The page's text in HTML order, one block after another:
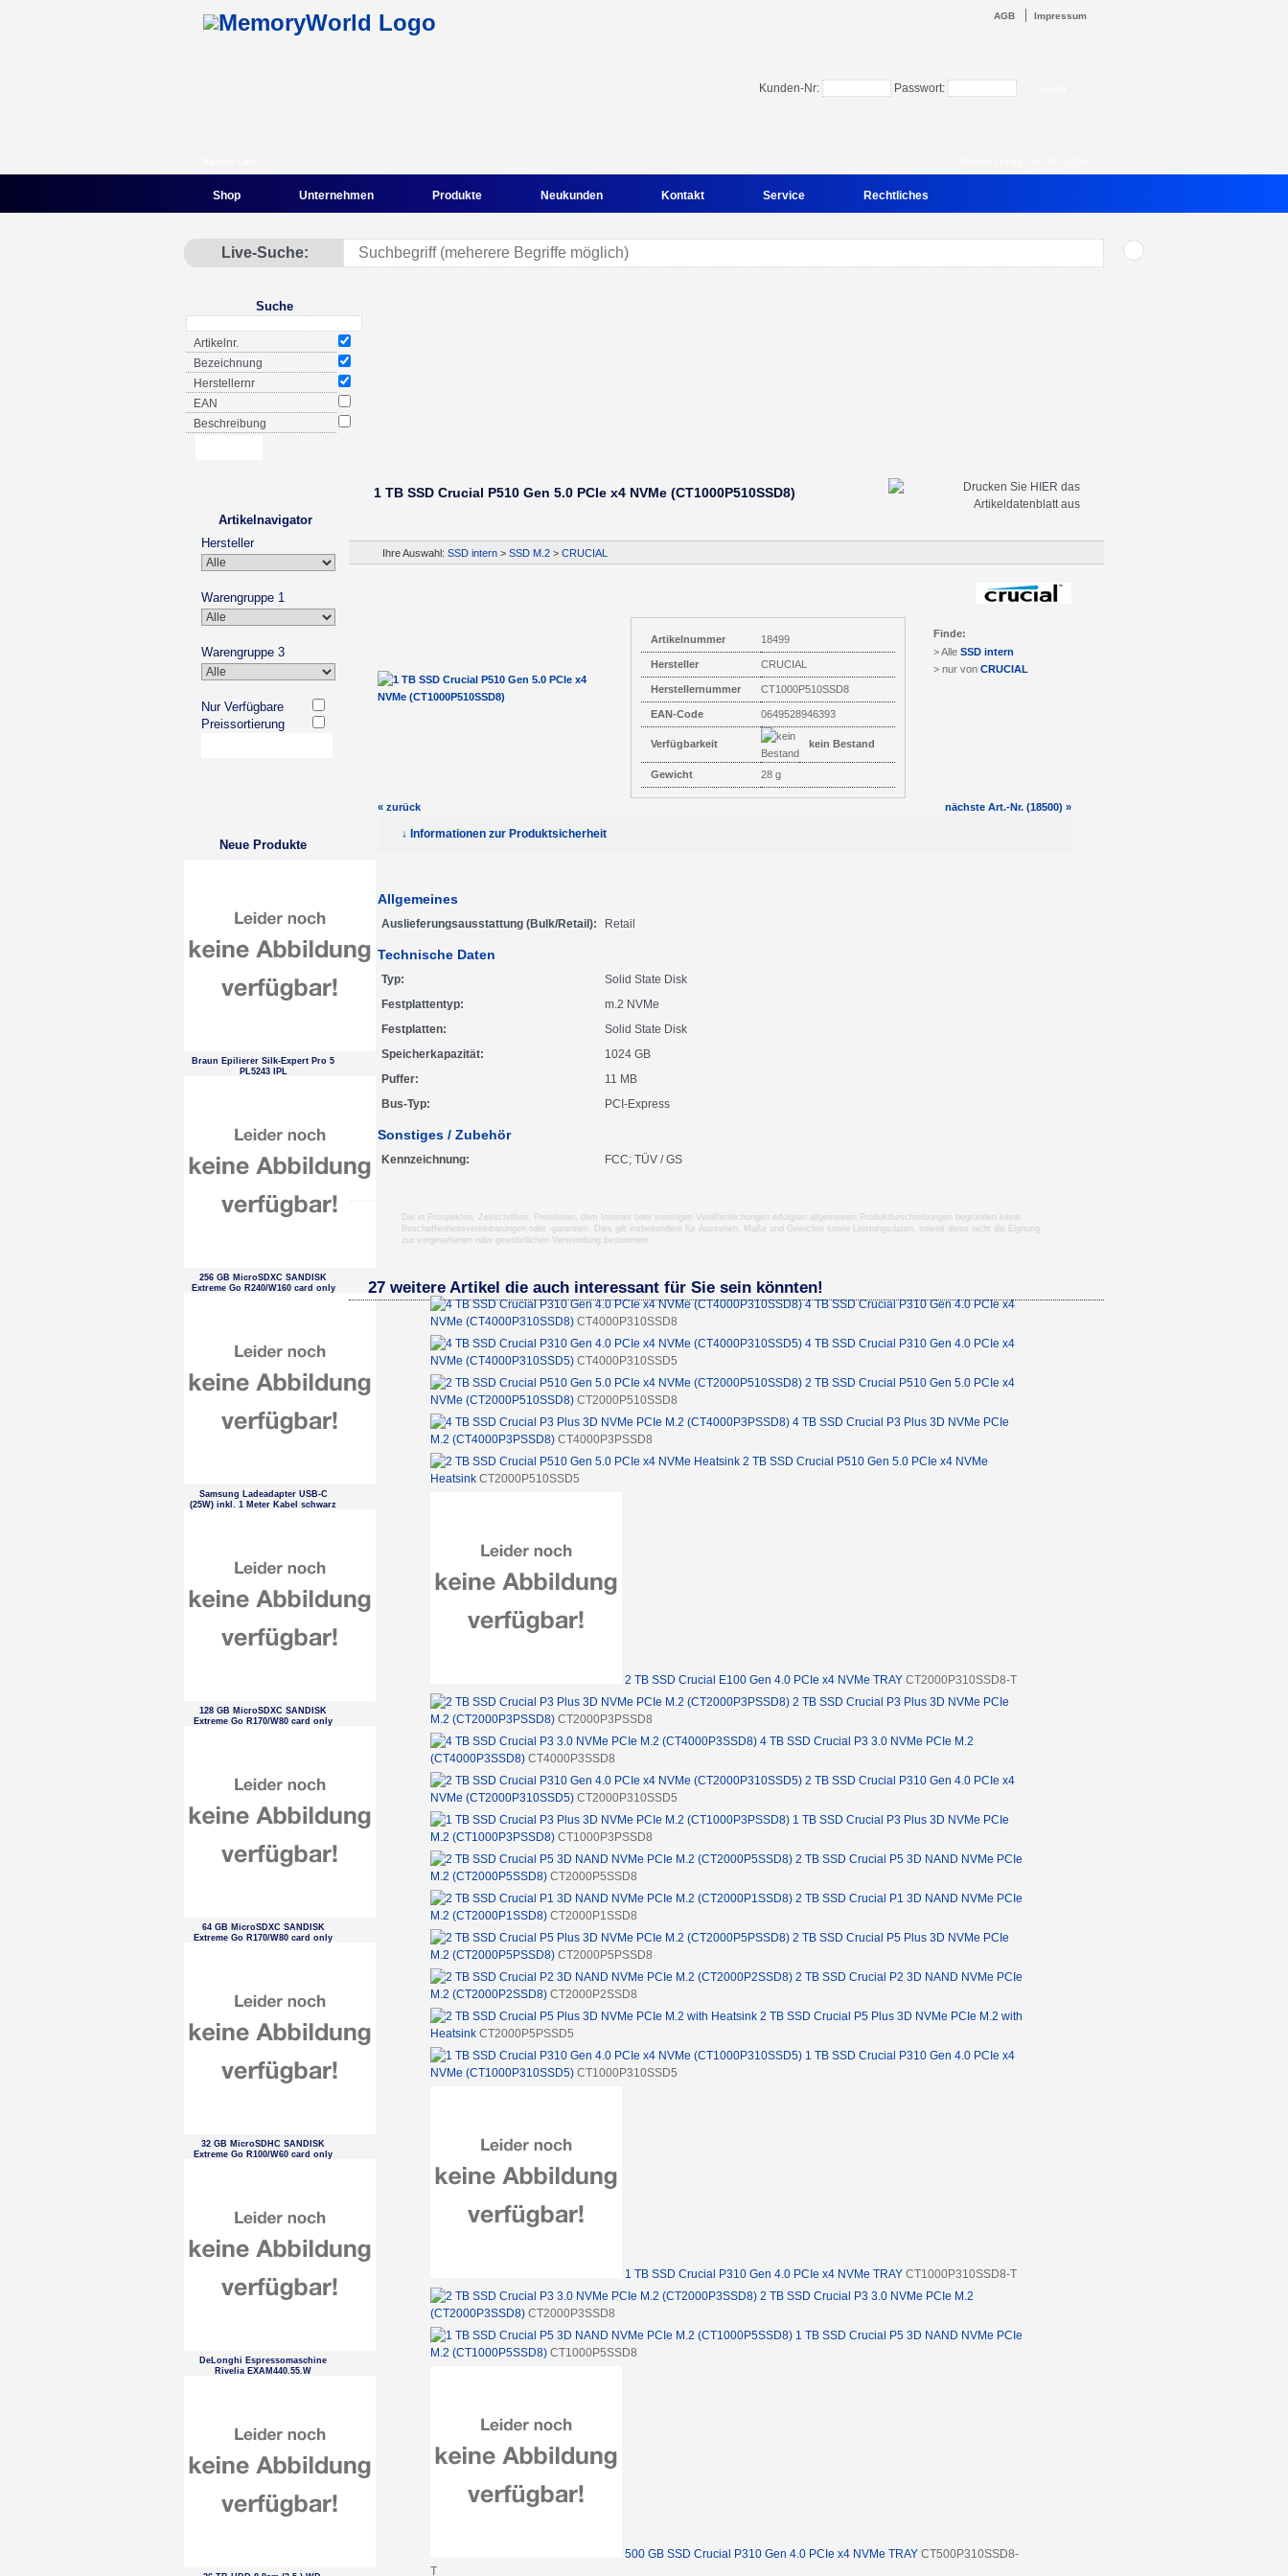
AGB Impressum
Kunden-Nr: Passwort:
Shop Unternehmen Produkte Neukunden Kontakt Service Rechtliches
Live-Suche:
Suche
Artikelnr.
Bezeichnung
Herstellernr
EAN
Beschreibung
Artikelnavigator
Hersteller
Warengruppe 1
Warengruppe 3
Nur Verfügbare
Preissortierung
Neue Produkte
Braun Epilierer Silk-Expert Pro 5
PL5243 IPL
256 GB MicroSDXC SANDISK
Extreme Go R240/W160 card only
Samsung Ladeadapter USB-C
(25W) inkl. 1 Meter Kabel schwarz
128 GB MicroSDXC SANDISK
Extreme Go R170/W80 card only
64 GB MicroSDXC SANDISK
Extreme Go R170/W80 card only
32 GB MicroSDHC SANDISK
Extreme Go R100/W60 card only
DeLonghi Espressomaschine
Rivelia EXAM440.55.W
1 TB SSD Crucial P510 Gen 5.0 PCIe x4 NVMe (CT1000P510SSD8)
Ihre Auswahl: SSD intern > SSD M.2 > CRUCIAL
Artikelnummer 18499
Hersteller CRUCIAL
Herstellernummer CT1000P510SSD8
EAN-Code 0649528946393
Verfügbarkeit kein Bestand
Gewicht 28 g
Finde:
> Alle SSD intern
> nur von CRUCIAL
« zurück nächste Art.-Nr. (18500) »
↓ Informationen zur Produktsicherheit
Allgemeines
Auslieferungsausstattung (Bulk/Retail) Retail
Technische Daten
Typ
Solid State Disk
Festplattentyp
m.2 NVMe
Festplatten
Solid State Disk
Speicherkapazität
1024 GB
Puffer
11 MB
Bus-Typ
PCI-Express
Sonstiges / Zubehör
Kennzeichnung FCC; TÜV / GS
Die in Prospekten, Zeitschriften, Preislisten, dem Internet oder sonstigen Veröffentlichungen erfolgten allgemeinen Produktbeschreibungen begründen keine
Beschaffenheitsvereinbarungen oder -garantien. Dies gilt insbesondere für Aussehen, Maße und Gewichte sowie Leistungsdaten, soweit diese nicht die Eignung
zur vorgesehenen oder gewöhnlichen Verwendung bestimmen.
27 weitere Artikel die auch interessant für Sie sein könnten!
4 TB SSD Crucial P310 Gen 4.0 PCIe x4
NVMe (CT4000P310SSD8) CT4000P310SSD8
4 TB SSD Crucial P310 Gen 4.0 PCIe x4
NVMe (CT4000P310SSD5) CT4000P310SSD5
2 TB SSD Crucial P510 Gen 5.0 PCIe x4
NVMe (CT2000P510SSD8) CT2000P510SSD8
4 TB SSD Crucial P3 Plus 3D NVMe PCIe
M.2 (CT4000P3PSSD8) CT4000P3PSSD8
2 TB SSD Crucial P510 Gen 5.0 PCIe x4 NVMe
Heatsink CT2000P510SSD5
2 TB SSD Crucial E100 Gen 4.0 PCIe x4 NVMe TRAY CT2000P310SSD8-T
2 TB SSD Crucial P3 Plus 3D NVMe PCIe
M.2 (CT2000P3PSSD8) CT2000P3PSSD8
4 TB SSD Crucial P3 3.0 NVMe PCIe M.2
(CT4000P3SSD8) CT4000P3SSD8
2 TB SSD Crucial P310 Gen 4.0 PCIe x4
NVMe (CT2000P310SSD5) CT2000P310SSD5
1 TB SSD Crucial P3 Plus 3D NVMe PCIe
M.2 (CT1000P3PSSD8) CT1000P3PSSD8
2 TB SSD Crucial P5 3D NAND NVMe PCIe
M.2 (CT2000P5SSD8) CT2000P5SSD8
2 TB SSD Crucial P1 3D NAND NVMe PCIe
M.2 (CT2000P1SSD8) CT2000P1SSD8
2 TB SSD Crucial P5 Plus 3D NVMe PCIe
M.2 (CT2000P5PSSD8) CT2000P5PSSD8
2 TB SSD Crucial P2 3D NAND NVMe PCIe
M.2 (CT2000P2SSD8) CT2000P2SSD8
2 TB SSD Crucial P5 Plus 3D NVMe PCIe M.2 with
Heatsink CT2000P5PSSD5
1 TB SSD Crucial P310 Gen 4.0 PCIe x4
NVMe (CT1000P310SSD5) CT1000P310SSD5
1 TB SSD Crucial P310 Gen 4.0 PCIe x4 NVMe TRAY CT1000P310SSD8-T
2 TB SSD Crucial P3 3.0 NVMe PCIe M.2
(CT2000P3SSD8) CT2000P3SSD8
1 TB SSD Crucial P5 3D NAND NVMe PCIe
M.2 (CT1000P5SSD8) CT1000P5SSD8
500 GB SSD Crucial P310 Gen 4.0 PCIe x4 NVMe TRAY CT500P310SSD8-
T